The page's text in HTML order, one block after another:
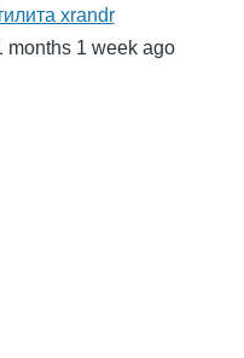
xrandr
months 1 week ago